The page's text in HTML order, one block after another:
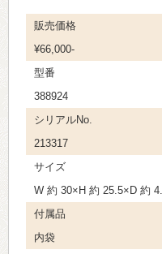
販売価格
¥66,000-
型番
388924
シリアルNo.
213317
サイズ
W 約 30×H 約 25.5×D 約
付属品
内袋